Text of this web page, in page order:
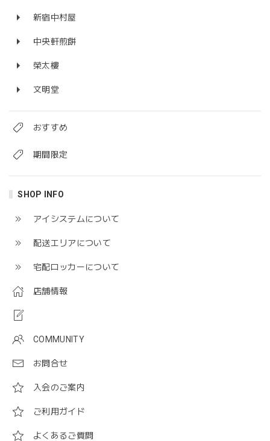
新宿中村屋
中央軒煎餅
榮太樓
文明堂
おすすめ
期間限定
SHOP INFO
アイシステムについて
配送エリアについて
宅配ロッカーについて
店舗情報
COMMUNITY
お問合せ
入会のご案内
ご利用ガイド
よくあるご質問